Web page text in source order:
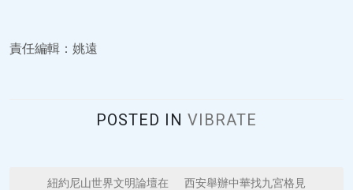
責任編輯：姚遠
POSTED IN VIBRATE
紐約尼山世界文明論壇在
西安舉辦中華找九宮格見